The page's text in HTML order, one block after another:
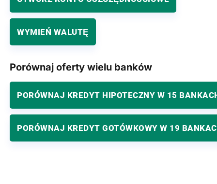
WYMIEŃ WALUTĘ
Porównaj oferty wielu banków
PORÓWNAJ KREDYT HIPOTECZNY W 15
PORÓWNAJ KREDYT GOTÓWKOWY W 19